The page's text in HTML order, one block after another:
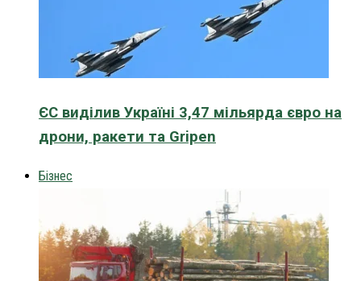
ЄС виділив Україні 3,47 мільярда євро на
дрони, ракети та Gripen
Бізнес